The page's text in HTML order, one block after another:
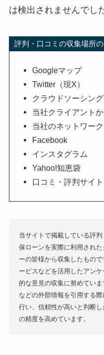
は検出されませんでし
評判・口コミの収集場所
Googleマップ
Twitter（現X）
クラウドソーシン
当社クライアント
当社のネットワー
Facebook
インスタグラム
Yahoo!知恵袋
口コミ・評判サイト
当サイトで掲載している評
保ローンを実際に利用され
ーの皆様から収集したもの
ービスなどを活用したアン
的な意見の収集に努めてい
などの外部情報を引用する
行い、信頼性が高いと判断
の精度を高めています。